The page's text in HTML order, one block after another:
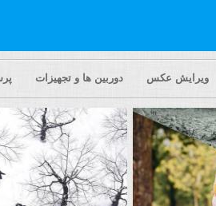
ویرایش عکس دوربین ها و تجهیزات